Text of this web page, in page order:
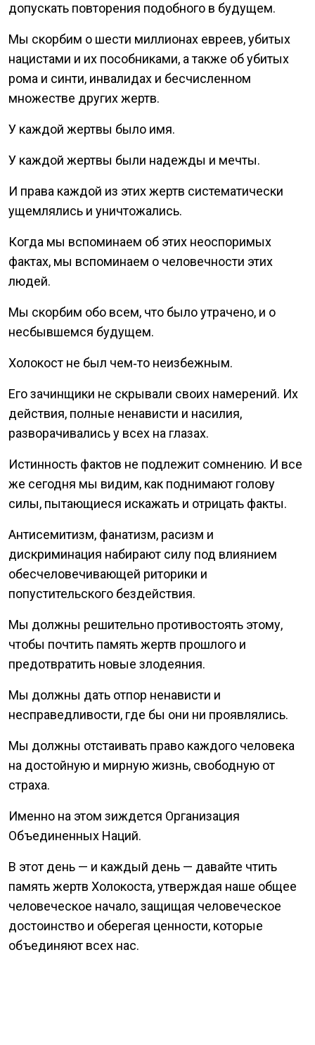
допускать повторения подобного в будущем.
Мы скорбим о шести миллионах евреев, убитых
нацистами и их пособниками, а также об убитых
рома и синти, инвалидах и бесчисленном
множестве других жертв.
У каждой жертвы было имя.
У каждой жертвы были надежды и мечты.
И права каждой из этих жертв систематически
ущемлялись и уничтожались.
Когда мы вспоминаем об этих неоспоримых
фактах, мы вспоминаем о человечности этих
людей.
Мы скорбим обо всем, что было утрачено, и о
несбывшемся будущем.
Холокост не был чем‑то неизбежным.
Его зачинщики не скрывали своих намерений. Их
действия, полные ненависти и насилия,
разворачивались у всех на глазах.
Истинность фактов не подлежит сомнению. И все
же сегодня мы видим, как поднимают голову
силы, пытающиеся искажать и отрицать факты.
Антисемитизм, фанатизм, расизм и
дискриминация набирают силу под влиянием
обесчеловечивающей риторики и
попустительского бездействия.
Мы должны решительно противостоять этому,
чтобы почтить память жертв прошлого и
предотвратить новые злодеяния.
Мы должны дать отпор ненависти и
несправедливости, где бы они ни проявлялись.
Мы должны отстаивать право каждого человека
на достойную и мирную жизнь, свободную от
страха.
Именно на этом зиждется Организация
Объединенных Наций.
В этот день — и каждый день — давайте чтить
память жертв Холокоста, утверждая наше общее
человеческое начало, защищая человеческое
достоинство и оберегая ценности, которые
объединяют всех нас.